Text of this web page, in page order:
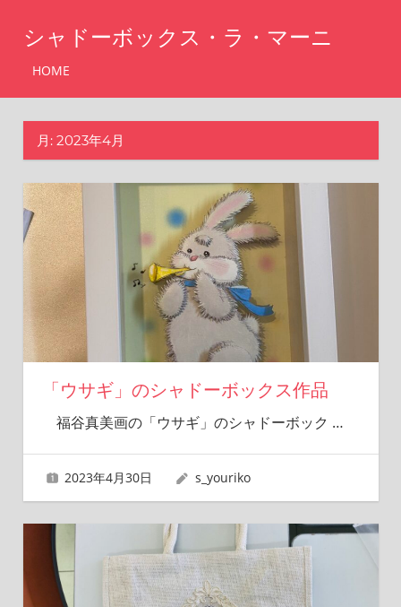
シャドーボックス・ラ・マーニ
シ
ド
ー
ッ
ク
ス・
ラ・
マ
ニ
HOME
月: 2023年4月
「ウサギ」のシャドーボックス作品
福谷真美画の「ウサギ」のシャドーボック …
2023年4月30日 s_youriko